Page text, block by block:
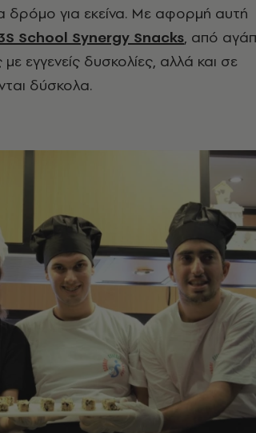
δρόμο για εκείνα. Με αφορμή αυτή
School Synergy Snacks, από
εγγενείς δυσκολίες, αλλά και σε
δύσκολα.